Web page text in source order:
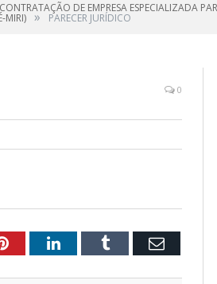
DE EMPRESA ESPECIALIZADA
MIRI) » PARECER JURÍDICO
0
PinterestLinkedInTumblr Email